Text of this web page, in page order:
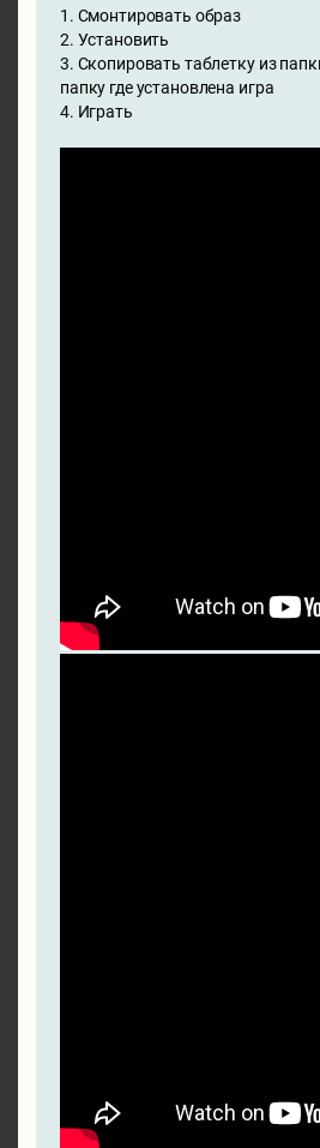
1. Смонтировать образ
2. Установить
3. Скопировать таблетку из
папку где установлена игра
4. Играть